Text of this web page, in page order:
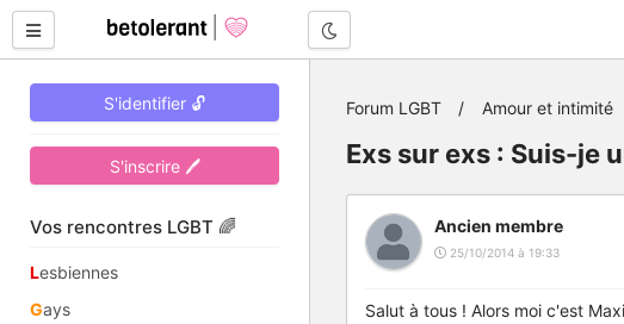
S'identifier 🔓
S'inscrire 🖊
Vos rencontres LGBT 🌈
Lesbiennes
Gays
Forum LGBT Amour et intimité
Exs sur exs : Suis-je
Ancien membre
25/10/2014 à 19:33
Salut à tous ! Alors moi c'est